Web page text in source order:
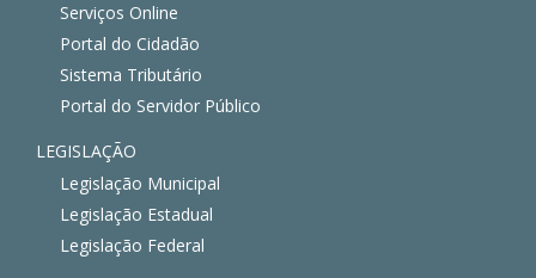
Serviços Online
Portal do Cidadão
Sistema Tributário
Portal do Servidor Público
LEGISLAÇÃO
Legislação Municipal
Legislação Estadual
Legislação Federal